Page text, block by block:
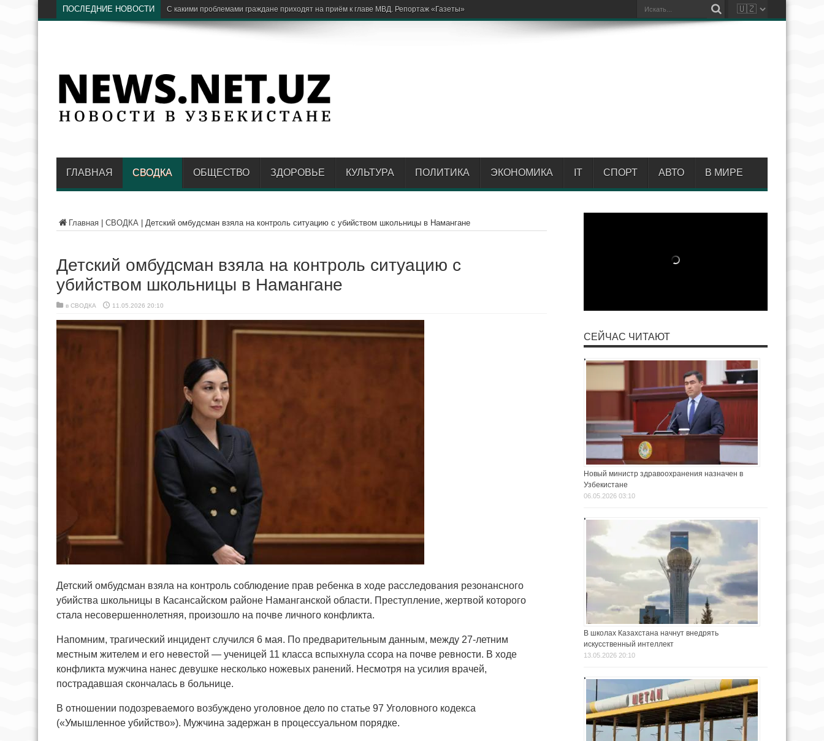
ПОСЛЕДНИЕ НОВОСТИ H
ГЛАВНАЯ СВОДКА ОБЩЕСТВО ЗДОРОВЬЕ КУЛЬТУРА ПОЛИТИКА ЭКОНОМИКА IT СПОРТ АВТО В МИРЕ
Главная СВОДКА Детский омбудсман взяла на контроль ситуацию с убийством школьницы в Намангане
Детский омбудсман взяла на контроль ситуацию с
убийством школьницы в Намангане
в СВОДКА 11.05.2026 20:10
Детский омбудсман взяла на контроль соблюдение прав ребенка в ходе расследования резонансного
убийства школьницы в Касансайском районе Наманганской области. Преступление, жертвой которого
стала несовершеннолетняя, произошло на почве личного конфликта.
Напомним, трагический инцидент случился 6 мая. По предварительным данным, между 27-летним
местным жителем и его невестой — ученицей 11 класса вспыхнула ссора на почве ревности. В ходе
конфликта мужчина нанес девушке несколько ножевых ранений. Несмотря на усилия врачей,
пострадавшая скончалась в больнице.
В отношении подозреваемого возбуждено уголовное дело по статье 97 Уголовного кодекса
(«Умышленное убийство»). Мужчина задержан в процессуальном порядке.
СЕЙЧАС ЧИТАЮТ
Новый министр здравоохранения назначен в
Узбекистане
06.05.2026 03:10
В школах Казахстана начнут внедрять
искусственный интеллект
13.05.2026 20:10